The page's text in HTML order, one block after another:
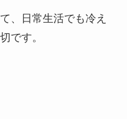
、日常生活でも冷え
です。